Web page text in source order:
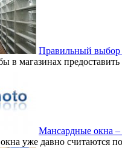
Правильный выбор
в магазинах
Мансардные окна –
уже давно считаются